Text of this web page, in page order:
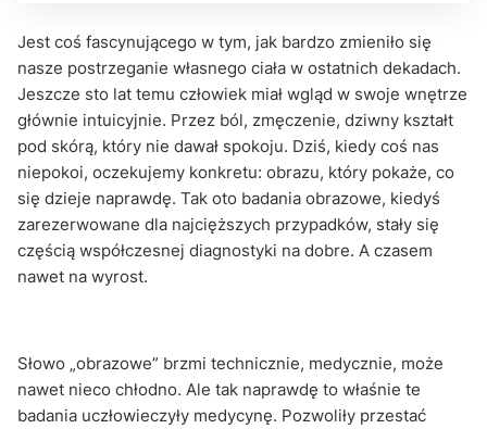
Jest coś fascynującego w tym, jak bardzo zmieniło się
nasze postrzeganie własnego ciała w ostatnich dekadach.
Jeszcze sto lat temu człowiek miał wgląd w swoje wnętrze
głównie intuicyjnie. Przez ból, zmęczenie, dziwny kształt
pod skórą, który nie dawał spokoju. Dziś, kiedy coś nas
niepokoi, oczekujemy konkretu: obrazu, który pokaże, co
się dzieje naprawdę. Tak oto badania obrazowe, kiedyś
zarezerwowane dla najcięższych przypadków, stały się
częścią współczesnej diagnostyki na dobre. A czasem
nawet na wyrost.
Słowo „obrazowe” brzmi technicznie, medycznie, może
nawet nieco chłodno. Ale tak naprawdę to właśnie te
badania uczłowieczyły medycynę. Pozwoliły przestać